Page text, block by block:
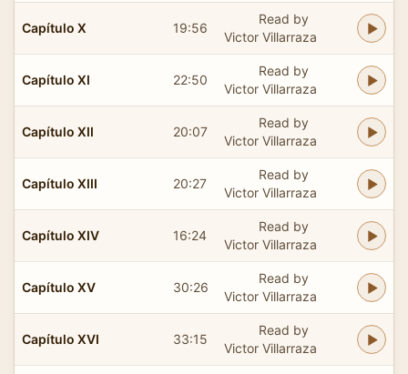
Capítulo X 19:56
Read by
Victor Villarraza
Capítulo XI 22:50
Read by
Victor Villarraza
Capítulo XII 20:07
Read by
Victor Villarraza
Capítulo XIII 20:27
Read by
Victor Villarraza
Capítulo XIV 16:24
Read by
Victor Villarraza
Capítulo XV 30:26
Read by
Victor Villarraza
Capítulo XVI 33:15
Read by
Victor Villarraza